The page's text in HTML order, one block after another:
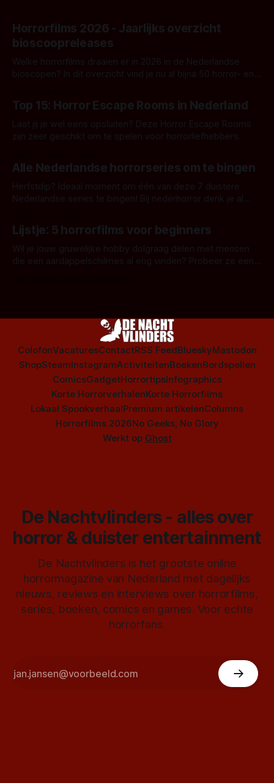
Horrorfilms 2026 - Jaarlijks overzicht
bioscoopreleases
Welke horrorfilms draaien er in 2026 in de Nederlandse
bioscopen? In dit overzicht vind je nu al bijna 50 horror- en
Top 15: Horror Escape Rooms in Nederland
Laat jij je wel eens opsluiten? Deze Horror Escape Rooms
zijn zeer geschikt om te spelen voor horrorliefhebbers.
Alle Nederlandse horrorseries om te bingen
Herfstdip? Ideaal moment om één van deze 7 duistere
Nederlandse series te bingen! Bij nederhorror denk je al
Amsterdamned of The Johnsons. Maar Nederlandse horror
is niet beperkt tot films. Hier een aantal Nederlandse tv-
series uit het duistere of horrorgenre. Als
Lijstje: 5 horrorfilms voor beginners
Wil je jouw gruwelijke hobby dolgraag delen met mensen
die een aardappelschilmes al eng vinden? Probeer ze eens
ColofonVacaturesContactRSS FeedBlueskyMastodon
ShopSteamInstagramActiviteitenBoekenBordspellen
ComicsGadgetHorrortipsInfographics
Korte HorrorverhalenKorte Horrorfilms
Lokaal SpookverhaalPremium artikelenColumns
Horrorfilms 2026No Geeks, No Glory
Werkt op Ghost
De Nachtvlinders - alles over
horror & duister entertainment
De Nachtvlinders is het grootste online
horrormagazine van Nederland met dagelijks
nieuws, reviews en interviews over horrorfilms,
series, boeken, comics en games. Voor echte
horrorfans.